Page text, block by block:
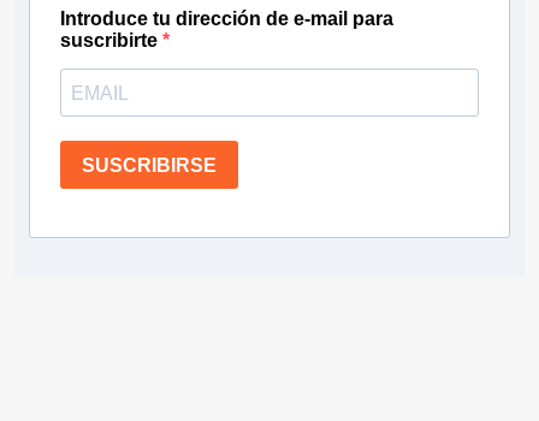
Introduce tu dirección de e-mail para
suscribirte
SUSCRIBIRSE